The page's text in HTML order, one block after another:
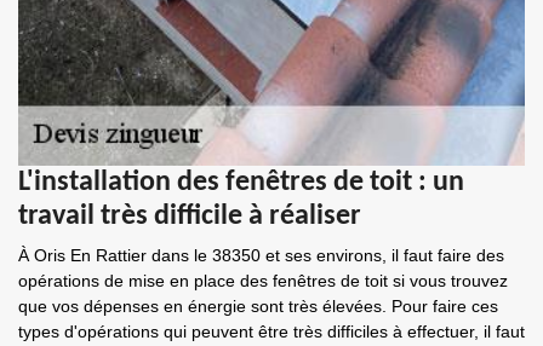
L'installation des fenêtres de toit : un
travail très difficile à réaliser
À Oris En Rattier dans le 38350 et ses environs, il faut faire des
opérations de mise en place des fenêtres de toit si vous trouvez
que vos dépenses en énergie sont très élevées. Pour faire ces
types d'opérations qui peuvent être très difficiles à effectuer, il faut